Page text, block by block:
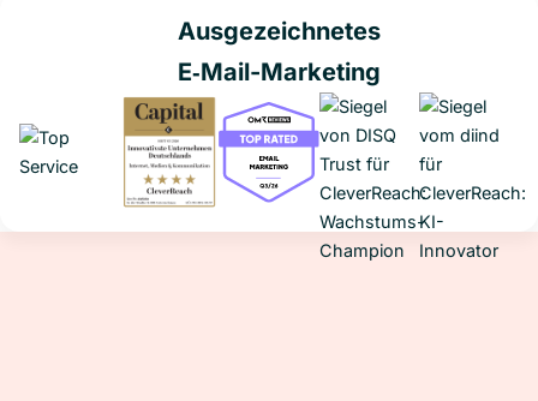
Ausgezeichnetes
E‑Mail-Marketing